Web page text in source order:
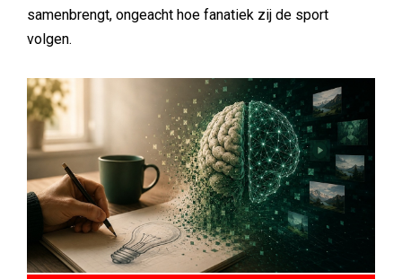
samenbrengt, ongeacht hoe fanatiek zij de sport
volgen.